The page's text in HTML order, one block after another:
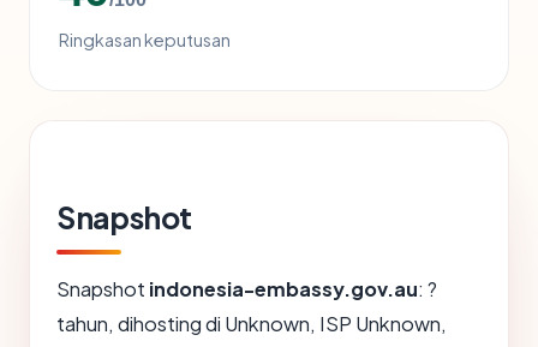
Ringkasan keputusan
Snapshot
Snapshot indonesia-embassy.gov.au: ?
tahun, dihosting di Unknown, ISP Unknown,